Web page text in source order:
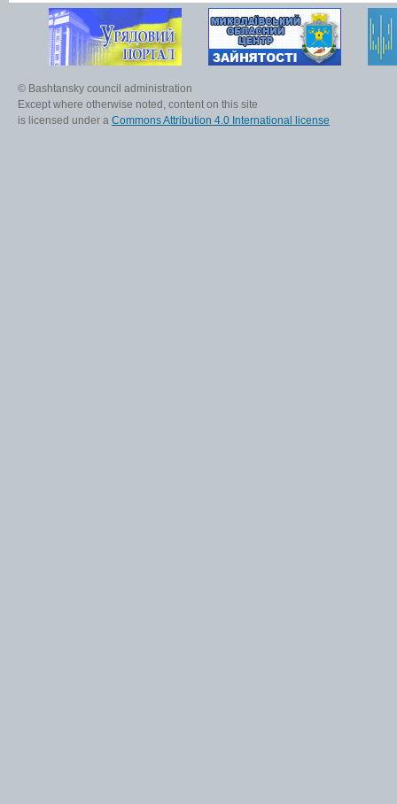
© Bashtansky council administration
Except where otherwise noted, content on this site
is licensed under a Commons Attribution 4.0 International license